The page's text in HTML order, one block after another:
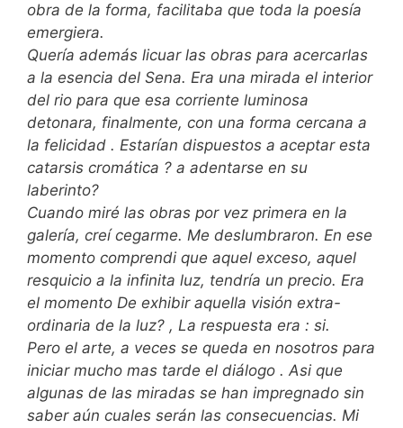
obra de la forma, facilitaba que toda la poesía
emergiera.
Quería además licuar las obras para acercarlas
a la esencia del Sena. Era una mirada el interior
del rio para que esa corriente luminosa
detonara, finalmente, con una forma cercana a
la felicidad . Estarían dispuestos a aceptar esta
catarsis cromática ? a adentarse en su
laberinto?
Cuando miré las obras por vez primera en la
galería, creí cegarme. Me deslumbraron. En ese
momento comprendi que aquel exceso, aquel
resquicio a la infinita luz, tendría un precio. Era
el momento De exhibir aquella visión extra-
ordinaria de la luz? , La respuesta era : si.
Pero el arte, a veces se queda en nosotros para
iniciar mucho mas tarde el diálogo . Asi que
algunas de las miradas se han impregnado sin
saber aún cuales serán las consecuencias. Mi